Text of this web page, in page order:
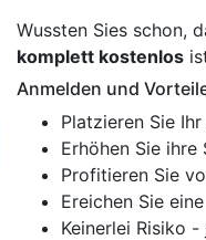
Gerne
von Ihren
Friesach
Wussten Sies schon,
komplett kostenlos
Anmelden und
Platzieren Sie
Erhöhen Sie
Profitieren Sie
Ereichen Sie
Keinerlei Risiko